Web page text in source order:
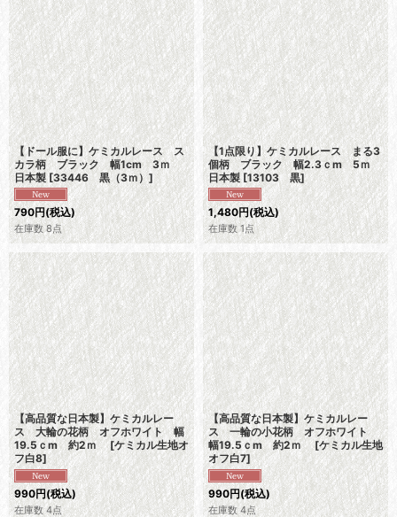
【ドール服に】ケミカルレース ス
カラ柄 ブラック 幅1cm 3ｍ
日本製 [33446 黒（3ｍ）]
790円(税込)
在庫数 8点
【1点限り】ケミカルレース まる3
個柄 ブラック 幅2.3ｃm 5ｍ
日本製 [13103 黒]
1,480円(税込)
在庫数 1点
【高品質な日本製】ケミカルレー
ス 大輪の花柄 オフホワイト 幅
19.5ｃm 約2ｍ [ケミカル生地オ
フ白8]
990円(税込)
在庫数 4点
【高品質な日本製】ケミカルレー
ス 一輪の小花柄 オフホワイト
幅19.5ｃm 約2ｍ [ケミカル生地
オフ白7]
990円(税込)
在庫数 4点